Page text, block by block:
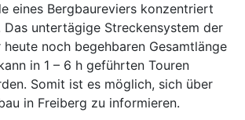
eines Bergbaureviers konzentriert
untertägige Streckensystem der
heute noch begehbaren Gesamtlänge
in 1 – 6 h geführten Touren
Somit ist es möglich, sich über
in Freiberg zu informieren.